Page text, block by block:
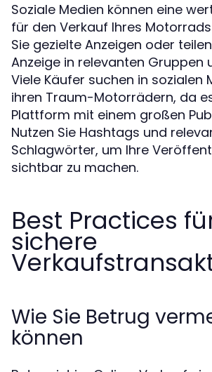
Soziale Medien können eine
für den Verkauf Ihres
Sie gezielte Anzeigen oder
Anzeige in relevanten Gruppen
Viele Käufer suchen in sozialen
ihren Traum-Motorrädern, da
Plattform mit einem großen
Nutzen Sie Hashtags und
Schlagwörter, um Ihre
sichtbar zu machen.
Best Practices
sichere
Wie Sie Betrug
können